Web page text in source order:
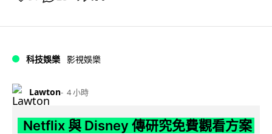
科技娛樂 影視娛樂
Lawton 4 小時
Netflix 與 Disney 傳研究免費觀看方案